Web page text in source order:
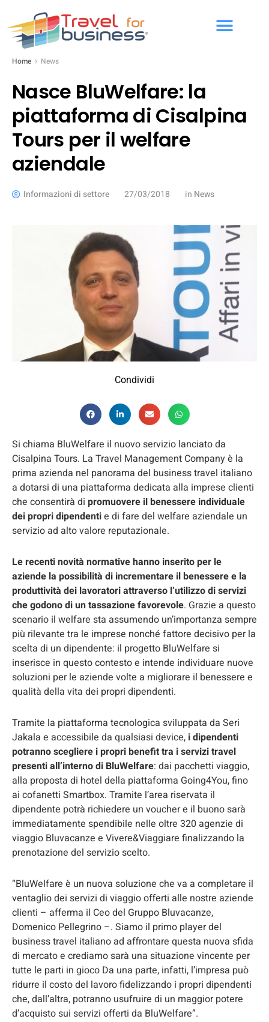
Home News
Nasce BluWelfare: la
piattaforma di Cisalpina
Tours per il welfare
aziendale
Informazioni di settore 27/03/2018 in News
Condividi
Si chiama BluWelfare il nuovo servizio lanciato da
Cisalpina Tours. La Travel Management Company è la
prima azienda nel panorama del business travel italiano
a dotarsi di una piattaforma dedicata alla imprese clienti
che consentirà di promuovere il benessere individuale
dei propri dipendentie di fare del welfare aziendale un
servizio ad alto valore reputazionale.
Le recenti novità normative hanno inserito per le
aziende la possibilità di incrementare il benessere e la
produttività dei lavoratori attraverso l’utilizzo di servizi
che godono di un tassazione favorevole. Grazie a questo
scenario il welfare sta assumendo un’importanza sempre
più rilevante tra le imprese nonché fattore decisivo per la
scelta di un dipendente: il progetto BluWelfare si
inserisce in questo contesto e intende individuare nuove
soluzioni per le aziende volte a migliorare il benessere e
qualità della vita dei propri dipendenti.
Tramite la piattaforma tecnologica sviluppata da Seri
Jakala e accessibile da qualsiasi device, i dipendenti
potranno scegliere i propri benefit tra i servizi travel
presenti all’interno di BluWelfare: dai pacchetti viaggio,
alla proposta di hotel della piattaforma Going4You, fino
ai cofanetti Smartbox. Tramite l’area riservata il
dipendente potrà richiedere un voucher e il buono sarà
immediatamente spendibile nelle oltre 320 agenzie di
viaggio Bluvacanze e Vivere&Viaggiare finalizzando la
prenotazione del servizio scelto.
“BluWelfare è un nuova soluzione che va a completare il
ventaglio dei servizi di viaggio offerti alle nostre aziende
clienti – afferma il Ceo del Gruppo Bluvacanze,
Domenico Pellegrino –. Siamo il primo player del
business travel italiano ad affrontare questa nuova sfida
di mercato e crediamo sarà una situazione vincente per
tutte le parti in gioco Da una parte, infatti, l’impresa può
ridurre il costo del lavoro fidelizzando i propri dipendenti
che, dall’altra, potranno usufruire di un maggior potere
d’acquisto sui servizi offerti da BluWelfare”.